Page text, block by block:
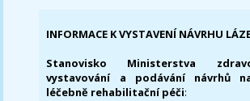
INFORMACE K VYSTAVENÍ NÁVRHU
Stanovisko Ministerstva
vystavování a podávání návrhů
léčebně rehabilitační péči: